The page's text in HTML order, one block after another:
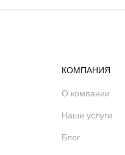
КОМПАНИЯ
О компании
Наши услуги
Блог